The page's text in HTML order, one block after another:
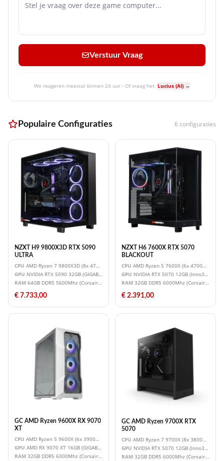
Verstuur Vraag
We reageren meestal binnen 24 uur · Of vraag het Lucius (AI) →
Populaire Configuraties 6 configuraties
NZXT H9 9800X3D RTX 5090
ULTRA
CPU AMD Ryzen 7 9800X3D (8x 4700MHz - Turbo 5200MHz - 3D V-CACHE) TIP
GPU NVIDIA RTX 5090 32GB (GIGABYTE RTX 5090 WINDFORCE OC 32G)
RAM 64GB DDR5 5600Mhz (Corsair Vengeance RGB) PREMIUM RGB
€ 7.733,00
NZXT H6 7600X RTX 5070
BLACKOUT
CPU AMD Ryzen 5 7600X (6x 4700MHz -
GPU NVIDIA RTX 5070 12GB (Inno3D RTX
RAM 32GB DDR5 6000Mhz (Corsair
€ 2.391,00
GC AMD Ryzen 9600X RX 9070
XT
CPU AMD Ryzen 5 9600X (6x 3900MHz - Turbo 5400MHz) NIEUW
GPU AMD RX 9070 XT 16GB (GIGABYTE RX 9070 XT 16GB GAMING OC) NIEUW
RAM 32GB DDR5 6000Mhz (Corsair Vengeance RGB) PREMIUM RGB
GC AMD Ryzen 9700X RTX
5070
CPU AMD Ryzen 7 9700X (8x 3800MHz -
GPU NVIDIA RTX 5070 12GB (Inno3D RTX
RAM 32GB DDR5 6000Mhz (Corsair